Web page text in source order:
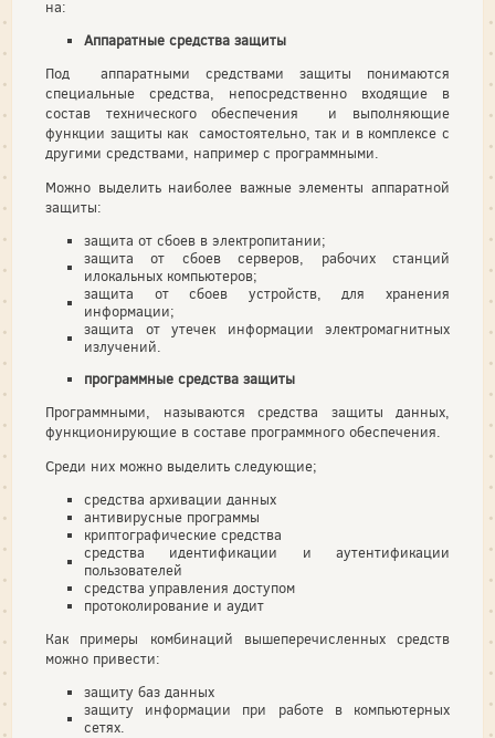
на:
Аппаратные средства защиты
Под аппаратными средствами защиты понимаются
специальные средства, непосредственно входящие в
состав технического обеспечения и выполняющие
функции защиты как самостоятельно, так и в комплексе с
другими средствами, например с программными.
Можно выделить наиболее важные элементы аппаратной
защиты:
защита от сбоев в электропитании;
защита от сбоев серверов, рабочих станций
илокальных компьютеров;
защита от сбоев устройств, для хранения
информации;
защита от утечек информации электромагнитных
излучений.
программные средства защиты
Программными, называются средства защиты данных,
функционирующие в составе программного обеспечения.
Среди них можно выделить следующие;
средства архивации данных
антивирусные программы
криптографические средства
средства идентификации и аутентификации
пользователей
средства управления доступом
протоколирование и аудит
Как примеры комбинаций вышеперечисленных средств
можно привести:
защиту баз данных
защиту информации при работе в компьютерных
сетях.